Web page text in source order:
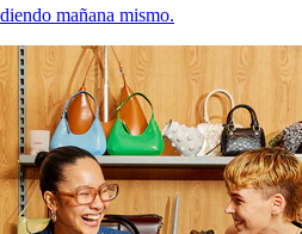
mañana mismo.